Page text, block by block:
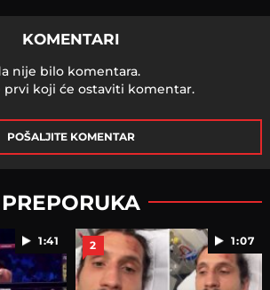
KOMENTARI
nije bilo komentara.
prvi koji će ostaviti komentar.
POŠALJITE KOMENTAR
PREPORUKA
1:41 1:07
2